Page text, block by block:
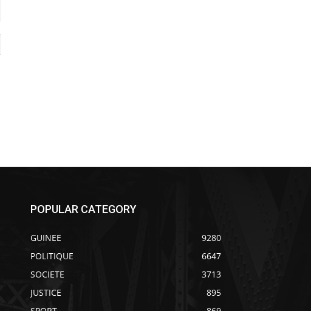
POPULAR CATEGORY
GUINEE
9280
POLITIQUE
6647
SOCIETE
3713
JUSTICE
895